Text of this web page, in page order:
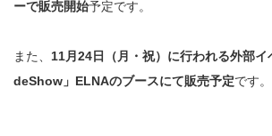
ーで販売開始予定です。
また、 11月 24日（月・祝）に行われる外部イ
deShow」 ELNAのブースにて販売予定です。